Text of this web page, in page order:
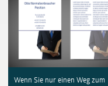
Wenn Sie nur einen Weg zum